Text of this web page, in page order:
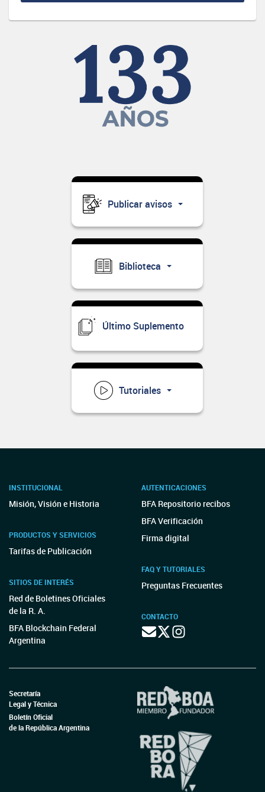
Publicar avisos
Biblioteca
Último Suplemento
Tutoriales
INSTITUCIONAL
Misión, Visión e Historia
PRODUCTOS Y SERVICIOS
Tarifas de Publicación
SITIOS DE INTERÉS
Red de Boletines Oficiales
de la R. A.
BFA Blockchain Federal
Argentina
AUTENTICACIONES
BFA Repositorio recibos
BFA Verificación
Firma digital
FAQ Y TUTORIALES
Preguntas Frecuentes
CONTACTO
Secretaría
Legal y Técnica
Boletín Oficial
de la República Argentina